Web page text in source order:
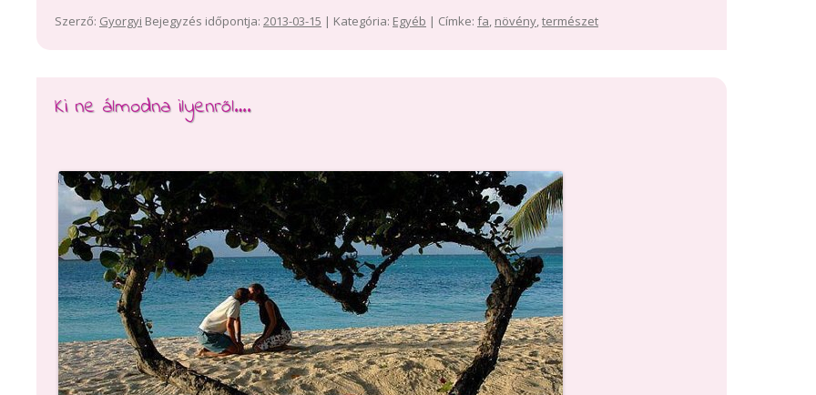
Szerző: Gyorgyi Bejegyzés időpontja: 2013-03-15 | Kategória: Egyéb | Címke: fa, növény,természet
Ki ne álmodna ilyenről….